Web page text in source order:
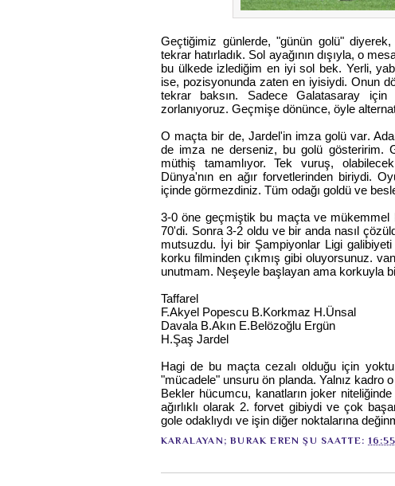
Geçtiğimiz günlerde, "günün golü"
tekrar hatırladık. Sol ayağının dışıyla, o
bu ülkede izlediğim en iyi sol bek. Yerli,
ise, pozisyonunda zaten en iyisiydi. Onun
tekrar baksın. Sadece Galatasaray
zorlanıyoruz. Geçmişe dönünce, öyle
O maçta bir de, Jardel'in imza golü var.
de imza ne derseniz, bu golü gösteririm.
müthiş tamamlıyor. Tek vuruş,
Dünya'nın en ağır forvetlerinden biriydi.
içinde görmezdiniz. Tüm odağı goldü ve
3-0 öne geçmiştik bu maçta ve mükemmel
70'di. Sonra 3-2 oldu ve bir anda nasıl
mutsuzdu. İyi bir Şampiyonlar Ligi
korku filminden çıkmış gibi oluyorsunuz.
unutmam. Neşeyle başlayan ama korkuyla
Taffarel
F.Akyel Popescu B.Korkmaz H.Ünsal
Davala B.Akın E.Belözoğlu Ergün
H.Şaş Jardel
Hagi de bu maçta cezalı olduğu için
"mücadele" unsuru ön planda. Yalnız kadro
Bekler hücumcu, kanatların joker
ağırlıklı olarak 2. forvet gibiydi ve çok
gole odaklıydı ve işin diğer noktalarına
KARALAYAN;BURAK EREN ŞU SAATTE:16:55